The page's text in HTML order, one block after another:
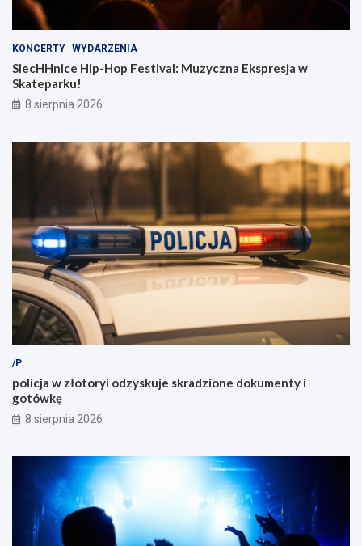
KONCERTY WYDARZENIA
SiecHHnice Hip-Hop Festival: Muzyczna Ekspresja w
Skateparku!
8 sierpnia 2026
/P
policja w złotoryi odzyskuje skradzione dokumenty i
gotówkę
8 sierpnia 2026